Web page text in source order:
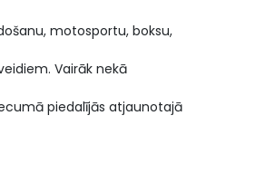
motosportu, boksu,
Vairāk nekā
piedalījās atjaunotajā